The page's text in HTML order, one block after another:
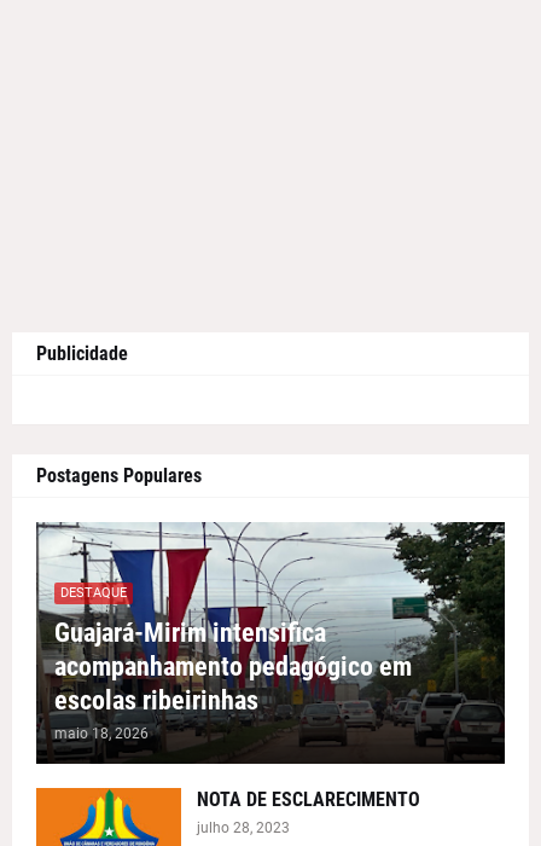
Publicidade
Postagens Populares
DESTAQUE
Guajará-Mirim intensifica
acompanhamento pedagógico em
escolas ribeirinhas
maio 18, 2026
NOTA DE ESCLARECIMENTO
julho 28, 2023